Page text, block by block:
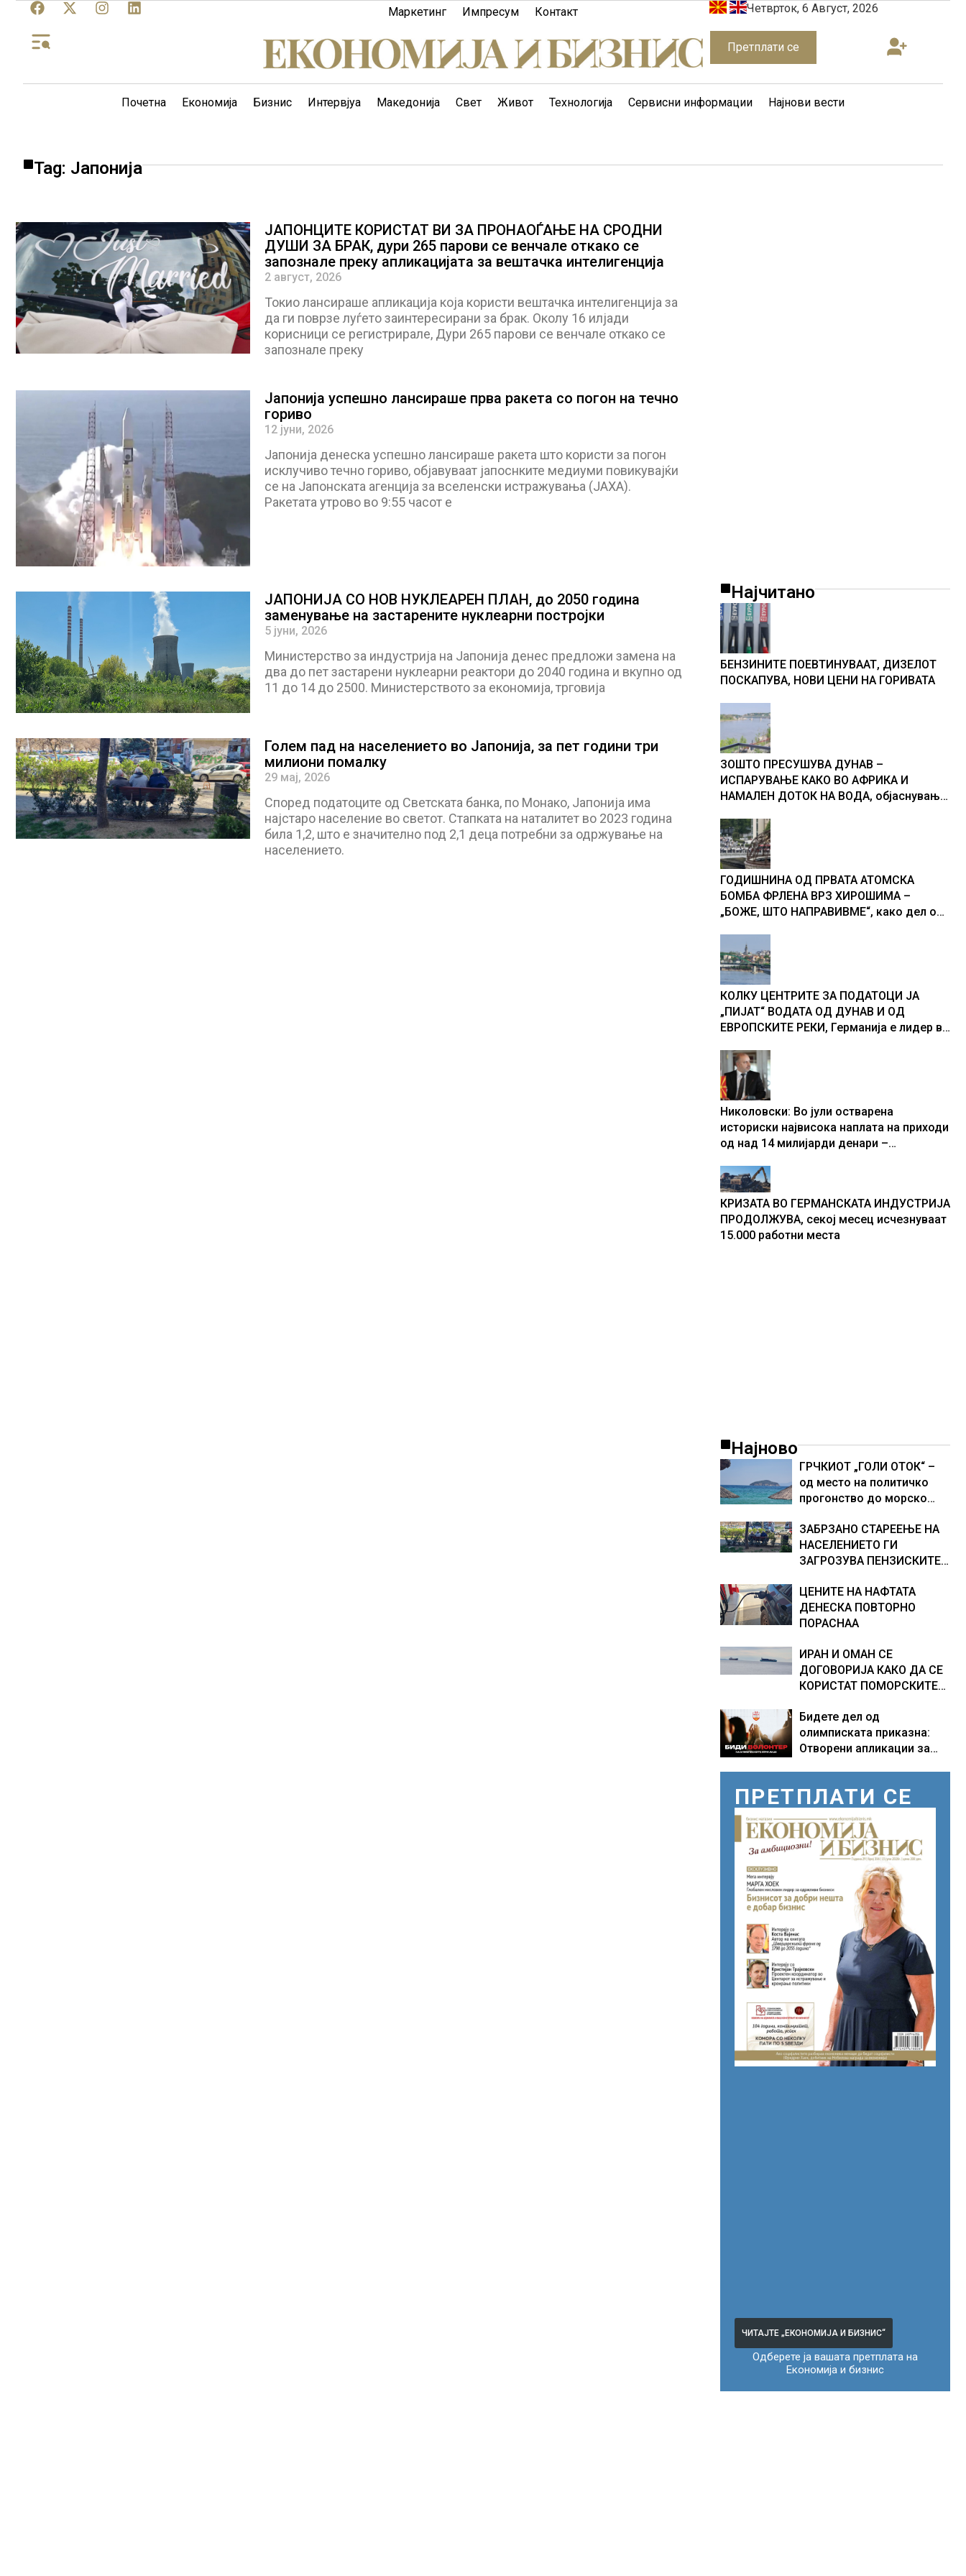
Маркетинг Импресум Контакт Четврток, 6 Август, 2026
Претплати се
Почетна Економија Бизнис Интервјуа Македонија Свет Живот Технологија Сервисни информации Најнови вести
Tag: Јапонија
ЈАПОНЦИТЕ КОРИСТАТ ВИ ЗА ПРОНАОЃАЊЕ НА СРОДНИ
ДУШИ ЗА БРАК, дури 265 парови се венчале откако се
запознале преку апликацијата за вештачка интелигенција
2 август, 2026
Токио лансираше апликација која користи вештачка интелигенција за
да ги поврзе луѓето заинтересирани за брак. Околу 16 илјади
корисници се регистрирале, Дури 265 парови се венчале откако се
запознале преку
Јапонија успешно лансираше прва ракета со погон на течно
гориво
12 јуни, 2026
Јапонија денеска успешно лансираше ракета што користи за погон
исклучиво течно гориво, објавуваат јапоснките медиуми повикувајќи
се на Јапонската агенција за вселенски истражувања (JAXA).
Ракетата утрово во 9:55 часот е
ЈАПОНИЈА СО НОВ НУКЛЕАРЕН ПЛАН, до 2050 година
заменување на застарените нуклеарни постројки
5 јуни, 2026
Министерство за индустрија на Јапонија денес предложи замена на
два до пет застарени нуклеарни реактори до 2040 година и вкупно од
11 до 14 до 2500. Министерството за економија, трговија
Голем пад на населението во Јапонија, за пет години три
милиони помалку
29 мај, 2026
Според податоците од Светската банка, по Монако, Јапонија има
најстаро население во светот. Стапката на наталитет во 2023 година
била 1,2, што е значително под 2,1 деца потребни за одржување на
населението.
Најчитано
БЕНЗИНИТЕ ПОЕВТИНУВААТ, ДИЗЕЛОТ
ПОСКАПУВА, НОВИ ЦЕНИ НА ГОРИВАТА
ЗОШТО ПРЕСУШУВА ДУНАВ –
ИСПАРУВАЊЕ КАКО ВО АФРИКА И
НАМАЛЕН ДОТОК НА ВОДА, објаснување
ГОДИШНИНА ОД ПРВАТА АТОМСКА
БОМБА ФРЛЕНА ВРЗ ХИРОШИМА –
„БОЖЕ, ШТО НАПРАВИВМЕ“, како дел од
учесниците во бомбардирањето го
доживуваа овој настан што го промени
текот на историјата
КОЛКУ ЦЕНТРИТЕ ЗА ПОДАТОЦИ ЈА
„ПИЈАТ“ ВОДАТА ОД ДУНАВ И ОД
ЕВРОПСКИТЕ РЕКИ, Германија е лидер во
податоци
Николовски: Во јули остварена
историски највисока наплата на приходи
од над 14 милијарди денари –
резултати
КРИЗАТА ВО ГЕРМАНСКАТА ИНДУСТРИЈА
ПРОДОЛЖУВА, секој месец исчезнуваат
15.000 работни места
Најново
ГРЧКИОТ „ГОЛИ ОТОК“ –
од место на политичко
прогонство до морско
ЗАБРЗАНО СТАРЕЕЊЕ НА
НАСЕЛЕНИЕТО ГИ
ЗАГРОЗУВА ПЕНЗИСКИТЕ
долгорочниот економски
раст
ЦЕНИТЕ НА НАФТАТА
ДЕНЕСКА ПОВТОРНО
ПОРАСНАА
ИРАН И ОМАН СЕ
ДОГОВОРИЈА КАКО ДА СЕ
КОРИСТАТ ПОМОРСКИТЕ
НИЗ ОРМУСКАТА ТЕСНИНА
Бидете дел од
олимписката приказна:
Отворени апликации за
ПРЕТПЛАТИ СЕ
ЧИТАЈТЕ „ЕКОНОМИЈА И БИЗНИС“
Одберете ја вашата претплата на
Економија и бизнис